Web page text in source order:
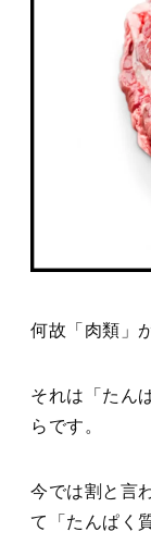
何故「肉類」
それは「たん
らです。
今では割と言
て「たんぱく